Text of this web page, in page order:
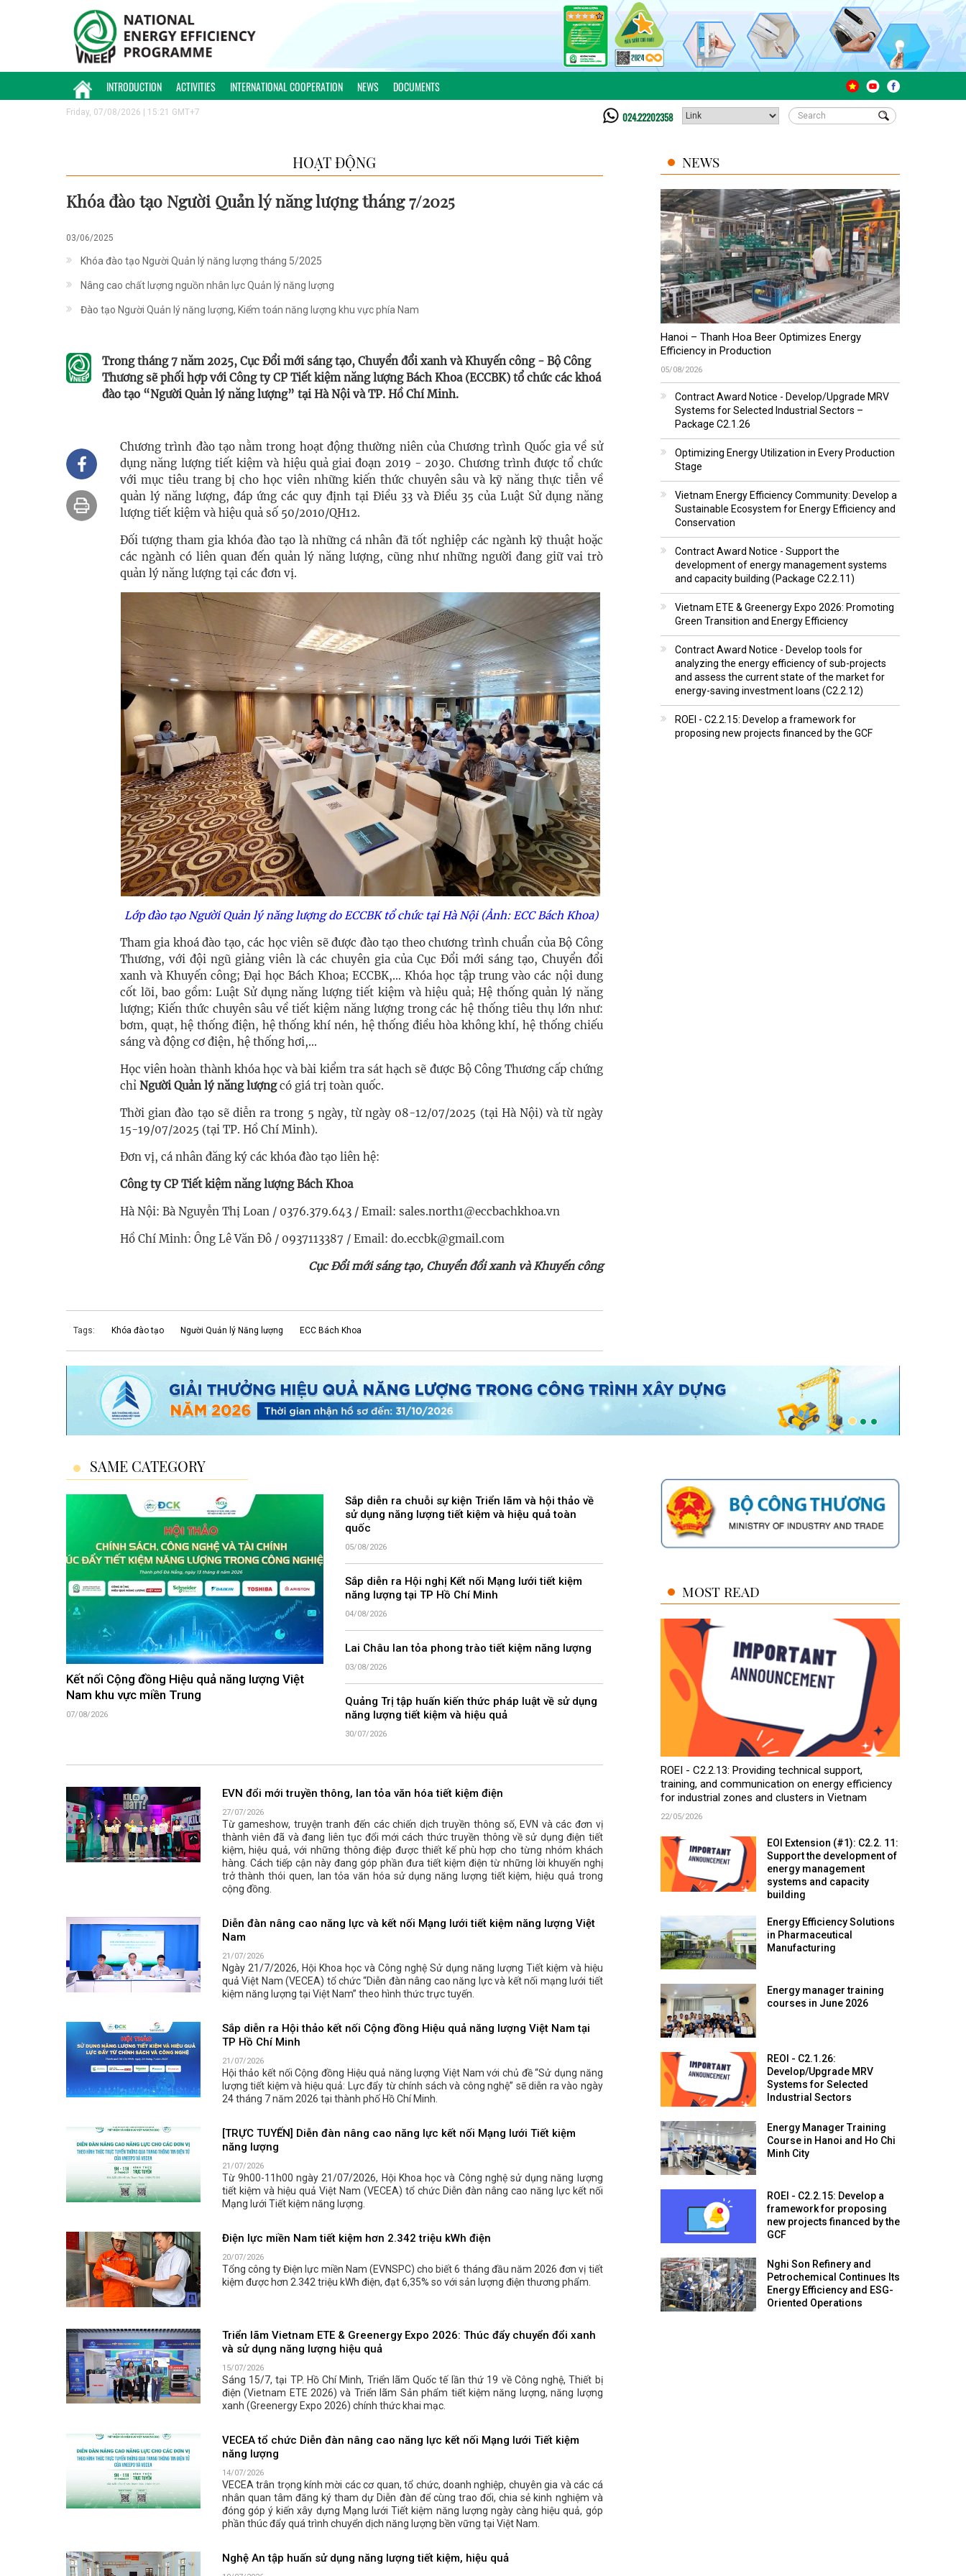
INTRODUCTION ACTIVITIES INTERNATIONAL COOPERATION NEWS DOCUMENTS
Friday, 07/08/2026 | 15:21 GMT+7 024.22202358
HOẠT ĐỘNG
Khóa đào tạo Người Quản lý năng lượng tháng 7/2025
03/06/2025
Khóa đào tạo Người Quản lý năng lượng tháng 5/2025
Nâng cao chất lượng nguồn nhân lực Quản lý năng lượng
Đào tạo Người Quản lý năng lượng, Kiểm toán năng lượng khu vực phía Nam
Trong tháng 7 năm 2025, Cục Đổi mới sáng tạo, Chuyển đổi xanh và Khuyến công - Bộ Công
Thương sẽ phối hợp với Công ty CP Tiết kiệm năng lượng Bách Khoa (ECCBK) tổ chức các khoá
đào tạo “Người Quản lý năng lượng” tại Hà Nội và TP. Hồ Chí Minh.
Chương trình đào tạo nằm trong hoạt động thường niên của Chương trình Quốc gia về sử
dụng năng lượng tiết kiệm và hiệu quả giai đoạn 2019 - 2030. Chương trình được tổ chức
với mục tiêu trang bị cho học viên những kiến thức chuyên sâu và kỹ năng thực tiễn về
quản lý năng lượng, đáp ứng các quy định tại Điều 33 và Điều 35 của Luật Sử dụng năng
lượng tiết kiệm và hiệu quả số 50/2010/QH12.
Đối tượng tham gia khóa đào tạo là những cá nhân đã tốt nghiệp các ngành kỹ thuật hoặc
các ngành có liên quan đến quản lý năng lượng, cũng như những người đang giữ vai trò
quản lý năng lượng tại các đơn vị.
Lớp đào tạo Người Quản lý năng lượng do ECCBK tổ chức tại Hà Nội (Ảnh: ECC Bách Khoa)
Tham gia khoá đào tạo, các học viên sẽ được đào tạo theo chương trình chuẩn của Bộ Công
Thương, với đội ngũ giảng viên là các chuyên gia của Cục Đổi mới sáng tạo, Chuyển đổi
xanh và Khuyến công; Đại học Bách Khoa; ECCBK,… Khóa học tập trung vào các nội dung
cốt lõi, bao gồm: Luật Sử dụng năng lượng tiết kiệm và hiệu quả; Hệ thống quản lý năng
lượng; Kiến thức chuyên sâu về tiết kiệm năng lượng trong các hệ thống tiêu thụ lớn như:
bơm, quạt, hệ thống điện, hệ thống khí nén, hệ thống điều hòa không khí, hệ thống chiếu
sáng và động cơ điện, hệ thống hơi,...
Học viên hoàn thành khóa học và bài kiểm tra sát hạch sẽ được Bộ Công Thương cấp chứng
chỉ Người Quản lý năng lượngcó giá trị toàn quốc.
Thời gian đào tạo sẽ diễn ra trong 5 ngày, từ ngày 08-12/07/2025 (tại Hà Nội) và từ ngày
15-19/07/2025 (tại TP. Hồ Chí Minh).
Đơn vị, cá nhân đăng ký các khóa đào tạo liên hệ:
Công ty CP Tiết kiệm năng lượng Bách Khoa
Hà Nội: Bà Nguyễn Thị Loan / 0376.379.643 / Email: sales.north1@eccbachkhoa.vn
Hồ Chí Minh: Ông Lê Văn Đô / 0937113387 / Email: do.eccbk@gmail.com
Cục Đổi mới sáng tạo, Chuyển đổi xanh và Khuyến công
Tags: Khóa đào tạo Người Quản lý Năng lượng ECC Bách Khoa
NEWS
Hanoi – Thanh Hoa Beer Optimizes Energy
Efficiency in Production
05/08/2026
Contract Award Notice - Develop/Upgrade MRV
Systems for Selected Industrial Sectors –
Package C2.1.26
Optimizing Energy Utilization in Every Production
Stage
Vietnam Energy Efficiency Community: Develop a
Sustainable Ecosystem for Energy Efficiency and
Conservation
Contract Award Notice - Support the
development of energy management systems
and capacity building (Package C2.2.11)
Vietnam ETE & Greenergy Expo 2026: Promoting
Green Transition and Energy Efficiency
Contract Award Notice - Develop tools for
analyzing the energy efficiency of sub-projects
and assess the current state of the market for
energy-saving investment loans (C2.2.12)
ROEI - C2.2.15: Develop a framework for
proposing new projects financed by the GCF
SAME CATEGORY
Kết nối Cộng đồng Hiệu quả năng lượng Việt
Nam khu vực miền Trung
07/08/2026
Sắp diễn ra chuỗi sự kiện Triển lãm và hội thảo về
sử dụng năng lượng tiết kiệm và hiệu quả toàn
quốc
05/08/2026
Sắp diễn ra Hội nghị Kết nối Mạng lưới tiết kiệm
năng lượng tại TP Hồ Chí Minh
04/08/2026
Lai Châu lan tỏa phong trào tiết kiệm năng lượng
03/08/2026
Quảng Trị tập huấn kiến thức pháp luật về sử dụng
năng lượng tiết kiệm và hiệu quả
30/07/2026
EVN đổi mới truyền thông, lan tỏa văn hóa tiết kiệm điện
27/07/2026
Từ gameshow, truyện tranh đến các chiến dịch truyền thông số, EVN và các đơn vị
thành viên đã và đang liên tục đổi mới cách thức truyền thông về sử dụng điện tiết
kiệm, hiệu quả, với những thông điệp được thiết kế phù hợp cho từng nhóm khách
hàng. Cách tiếp cận này đang góp phần đưa tiết kiệm điện từ những lời khuyến nghị
trở thành thói quen, lan tỏa văn hóa sử dụng năng lượng tiết kiệm, hiệu quả trong
cộng đồng.
Diễn đàn nâng cao năng lực và kết nối Mạng lưới tiết kiệm năng lượng Việt
Nam
21/07/2026
Ngày 21/7/2026, Hội Khoa học và Công nghệ Sử dụng năng lượng Tiết kiệm và hiệu
quả Việt Nam (VECEA) tổ chức “Diễn đàn nâng cao năng lực và kết nối mạng lưới tiết
kiệm năng lượng tại Việt Nam” theo hình thức trực tuyến.
Sắp diễn ra Hội thảo kết nối Cộng đồng Hiệu quả năng lượng Việt Nam tại
TP Hồ Chí Minh
21/07/2026
Hội thảo kết nối Cộng đồng Hiệu quả năng lượng Việt Nam với chủ đề “Sử dụng năng
lượng tiết kiệm và hiệu quả: Lực đẩy từ chính sách và công nghệ” sẽ diễn ra vào ngày
24 tháng 7 năm 2026 tại thành phố Hồ Chí Minh.
[TRỰC TUYẾN] Diễn đàn nâng cao năng lực kết nối Mạng lưới Tiết kiệm
năng lượng
21/07/2026
Từ 9h00-11h00 ngày 21/07/2026, Hội Khoa học và Công nghệ sử dụng năng lượng
tiết kiệm và hiệu quả Việt Nam (VECEA) tổ chức Diễn đàn nâng cao năng lực kết nối
Mạng lưới Tiết kiệm năng lượng.
Điện lực miền Nam tiết kiệm hơn 2.342 triệu kWh điện
20/07/2026
Tổng công ty Điện lực miền Nam (EVNSPC) cho biết 6 tháng đầu năm 2026 đơn vị tiết
kiệm được hơn 2.342 triệu kWh điện, đạt 6,35% so với sản lượng điện thương phẩm.
Triển lãm Vietnam ETE & Greenergy Expo 2026: Thúc đẩy chuyển đổi xanh
và sử dụng năng lượng hiệu quả
15/07/2026
Sáng 15/7, tại TP. Hồ Chí Minh, Triển lãm Quốc tế lần thứ 19 về Công nghệ, Thiết bị
điện (Vietnam ETE 2026) và Triển lãm Sản phẩm tiết kiệm năng lượng, năng lượng
xanh (Greenergy Expo 2026) chính thức khai mạc.
VECEA tổ chức Diễn đàn nâng cao năng lực kết nối Mạng lưới Tiết kiệm
năng lượng
14/07/2026
VECEA trân trọng kính mời các cơ quan, tổ chức, doanh nghiệp, chuyên gia và các cá
nhân quan tâm đăng ký tham dự Diễn đàn để cùng trao đổi, chia sẻ kinh nghiệm và
đóng góp ý kiến xây dựng Mạng lưới Tiết kiệm năng lượng ngày càng hiệu quả, góp
phần thúc đẩy quá trình chuyển dịch năng lượng bền vững tại Việt Nam.
Nghệ An tập huấn sử dụng năng lượng tiết kiệm, hiệu quả
MOST READ
ROEI - C2.2.13: Providing technical support,
training, and communication on energy efficiency
for industrial zones and clusters in Vietnam
22/05/2026
EOI Extension (#1): C2.2. 11:
Support the development of
energy management
systems and capacity
building
Energy Efficiency Solutions
in Pharmaceutical
Manufacturing
Energy manager training
courses in June 2026
REOI - C2.1.26:
Develop/Upgrade MRV
Systems for Selected
Industrial Sectors
Energy Manager Training
Course in Hanoi and Ho Chi
Minh City
ROEI - C2.2.15: Develop a
framework for proposing
new projects financed by the
GCF
Nghi Son Refinery and
Petrochemical Continues Its
Energy Efficiency and ESG-
Oriented Operations